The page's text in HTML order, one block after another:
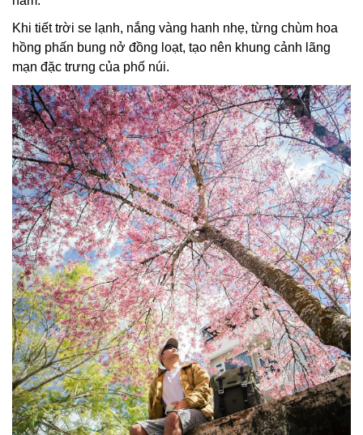
Khi tiết trời se lạnh, nắng vàng hanh nhẹ, từng chùm hoa
hồng phấn bung nở đồng loạt, tạo nên khung cảnh lãng
mạn đặc trưng của phố núi.